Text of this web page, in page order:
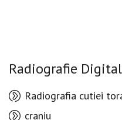
Radiografie
Radiografia cutiei
craniu